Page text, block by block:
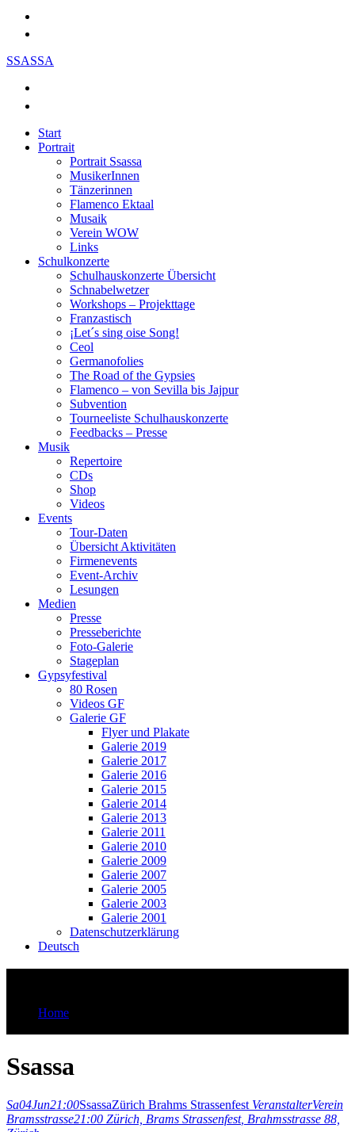
SSASSA
Start
Portrait
Portrait Ssassa
MusikerInnen
Tänzerinnen
Flamenco Ektaal
Musaik
Verein WOW
Links
Schulkonzerte
Schulhauskonzerte Übersicht
Schnabelwetzer
Workshops – Projekttage
Franzastisch
¡Let´s sing oise Song!
Ceol
Germanofolies
The Road of the Gypsies
Flamenco – von Sevilla bis Jajpur
Subvention
Tourneeliste Schulhauskonzerte
Feedbacks – Presse
Musik
Repertoire
CDs
Shop
Videos
Events
Tour-Daten
Übersicht Aktivitäten
Firmenevents
Event-Archiv
Lesungen
Medien
Presse
Presseberichte
Foto-Galerie
Stageplan
Gypsyfestival
80 Rosen
Videos GF
Galerie GF
Flyer und Plakate
Galerie 2019
Galerie 2017
Galerie 2016
Galerie 2015
Galerie 2014
Galerie 2013
Galerie 2011
Galerie 2010
Galerie 2009
Galerie 2007
Galerie 2005
Galerie 2003
Galerie 2001
Datenschutzerklärung
Deutsch
Home
Ssassa
Sa04Jun21:00SsassaZürich Brahms Strassenfest VeranstalterVerein
Bramsstrasse21:00 Zürich, Brams Strassenfest, Brahmsstrasse 88,